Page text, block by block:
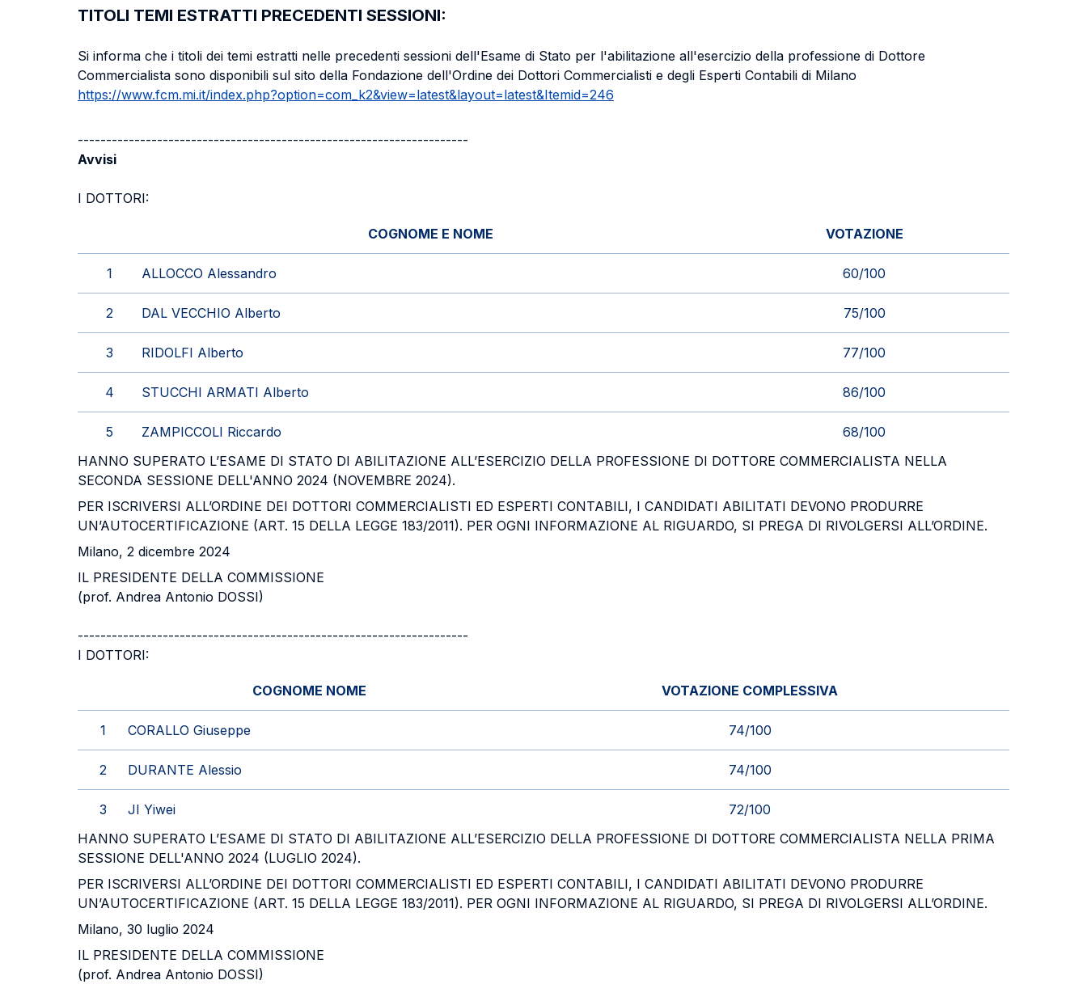
TITOLI TEMI ESTRATTI PRECEDENTI SESSIONI:
Si informa che i titoli dei temi estratti nelle precedenti sessioni dell'Esame di Stato per l'abilitazione all'esercizio della professione di Dottore
Commercialista sono disponibili sul sito della Fondazione dell'Ordine dei Dottori Commercialisti e degli Esperti Contabili di Milano
https://www.fcm.mi.it/index.php?option=com_k2&view=latest&layout=latest&Itemid=246
---------------------------------------------------------------------
Avvisi
I DOTTORI:
COGNOME E NOME VOTAZIONE
1 ALLOCCO Alessandro 60/100
2 DAL VECCHIO Alberto 75/100
3 RIDOLFI Alberto 77/100
4 STUCCHI ARMATI Alberto 86/100
5 ZAMPICCOLI Riccardo
68/100
HANNO SUPERATO L’ESAME DI STATO DI ABILITAZIONE ALL’ESERCIZIO DELLA PROFESSIONE DI DOTTORE COMMERCIALISTA NELLA
SECONDA SESSIONE DELL'ANNO 2024 (NOVEMBRE 2024).
PER ISCRIVERSI ALL’ORDINE DEI DOTTORI COMMERCIALISTI ED ESPERTI CONTABILI, I CANDIDATI ABILITATI DEVONO PRODURRE
UN’AUTOCERTIFICAZIONE (ART. 15 DELLA LEGGE 183/2011). PER OGNI INFORMAZIONE AL RIGUARDO, SI PREGA DI RIVOLGERSI ALL’ORDINE.
Milano, 2 dicembre 2024
IL PRESIDENTE DELLA COMMISSIONE
(prof. Andrea Antonio DOSSI)
---------------------------------------------------------------------
I DOTTORI:
COGNOME NOME VOTAZIONE COMPLESSIVA
1 CORALLO Giuseppe 74/100
2 DURANTE Alessio 74/100
3 JI Yiwei
72/100
HANNO SUPERATO L’ESAME DI STATO DI ABILITAZIONE ALL’ESERCIZIO DELLA PROFESSIONE DI DOTTORE COMMERCIALISTA NELLA PRIMA
SESSIONE DELL'ANNO 2024 (LUGLIO 2024).
PER ISCRIVERSI ALL’ORDINE DEI DOTTORI COMMERCIALISTI ED ESPERTI CONTABILI, I CANDIDATI ABILITATI DEVONO PRODURRE
UN’AUTOCERTIFICAZIONE (ART. 15 DELLA LEGGE 183/2011). PER OGNI INFORMAZIONE AL RIGUARDO, SI PREGA DI RIVOLGERSI ALL’ORDINE.
Milano, 30 luglio 2024
IL PRESIDENTE DELLA COMMISSIONE
(prof. Andrea Antonio DOSSI)